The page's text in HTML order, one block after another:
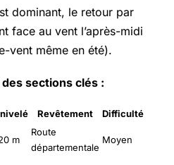
dominant, le retour par
face au vent l’après-midi
vent même en été).
sections clés :
Revêtement
Difficulté
m
Route
départementale
Moyen